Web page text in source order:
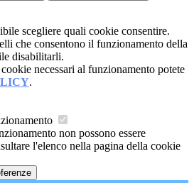
scegliere quali cookie consentire.
che consentono il funzionamento della
disabilitarli.
necessari al funzionamento potete
.
non possono essere
l'elenco nella pagina della cookie